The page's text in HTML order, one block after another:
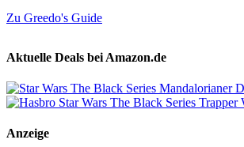
Zu Greedo's Guide
Aktuelle Deals bei Amazon.de
Anzeige